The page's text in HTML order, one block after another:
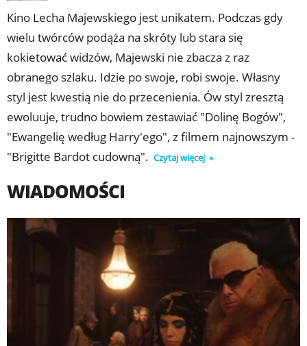
bezustannie marzy, że któregoś dnia ojciec wyląduje na
zakurzonym boisku i wznieci tuman pyłu, z którego
wyłoni się żywy, bohaterski i wspaniały.
Kino Lecha Majewskiego jest unikatem. Podczas gdy
wielu twórców podąża na skróty lub stara się
kokietować widzów, Majewski nie zbacza z raz
obranego szlaku. Idzie po swoje, robi swoje. Własny
styl jest kwestią nie do przecenienia. Ów styl zresztą
ewoluuje, trudno bowiem zestawiać "Dolinę Bogów",
"Ewangelię według Harry'ego", z filmem najnowszym -
"Brigitte Bardot cudowną". Czytaj więcej
WIADOMOŚCI